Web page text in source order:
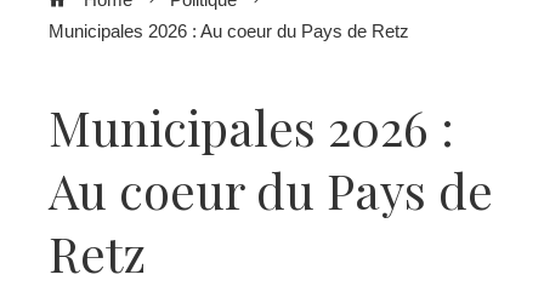
Municipales 2026 : Au coeur du Pays de Retz
Municipales 2026 :
Au coeur du Pays de
Retz